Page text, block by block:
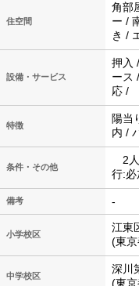
住空間
角部
ー /
き /
設備・サービス
押入
ース
応 /
特徴
陽当
内 /
条件・その他
2
行:必
備考 -
小学校区
江東
(東
中学校区
深川
(東